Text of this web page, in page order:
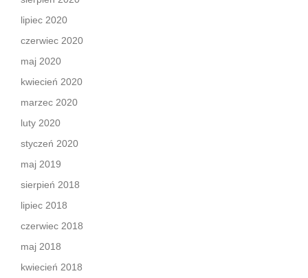
lipiec 2020
czerwiec 2020
maj 2020
kwiecień 2020
marzec 2020
luty 2020
styczeń 2020
maj 2019
sierpień 2018
lipiec 2018
czerwiec 2018
maj 2018
kwiecień 2018